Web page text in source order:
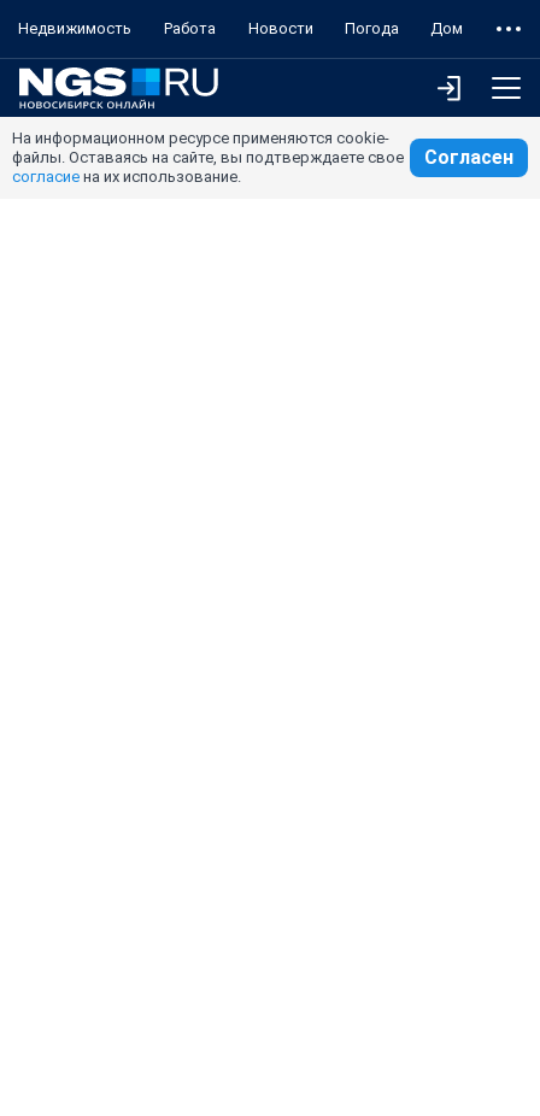
Недвижимость Работа Новости Погода Дом
На информационном ресурсе применяются cookie-
файлы. Оставаясь на сайте, вы подтверждаете свое
согласие на их использование.
Согласен